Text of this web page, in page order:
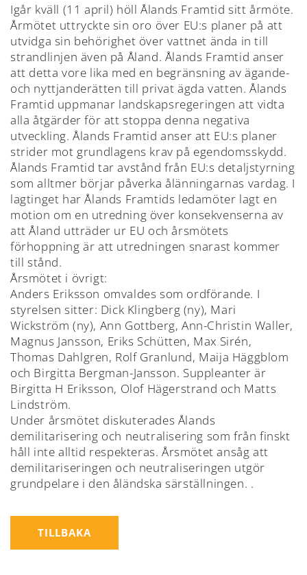
Igår kväll (11 april) höll Ålands Framtid sitt årmöte.
Årmötet uttryckte sin oro över EU:s planer på att
utvidga sin behörighet över vattnet ända in till
strandlinjen även på Åland. Ålands Framtid anser
att detta vore lika med en begränsning av ägande-
och nyttjanderätten till privat ägda vatten. Ålands
Framtid uppmanar landskapsregeringen att vidta
alla åtgärder för att stoppa denna negativa
utveckling. Ålands Framtid anser att EU:s planer
strider mot grundlagens krav på egendomsskydd.
Ålands Framtid tar avstånd från EU:s detaljstyrning
som alltmer börjar påverka ålänningarnas vardag. I
lagtinget har Ålands Framtids ledamöter lagt en
motion om en utredning över konsekvenserna av
att Åland utträder ur EU och årsmötets
förhoppning är att utredningen snarast kommer
till stånd.
Årsmötet i övrigt:
Anders Eriksson omvaldes som ordförande. I
styrelsen sitter: Dick Klingberg (ny), Mari
Wickström (ny), Ann Gottberg, Ann-Christin Waller,
Magnus Jansson, Eriks Schütten, Max Sirén,
Thomas Dahlgren, Rolf Granlund, Maija Häggblom
och Birgitta Bergman-Jansson. Suppleanter är
Birgitta H Eriksson, Olof Hägerstrand och Matts
Lindström.
Under årsmötet diskuterades Ålands
demilitarisering och neutralisering som från finskt
håll inte alltid respekteras. Årsmötet ansåg att
demilitariseringen och neutraliseringen utgör
grundpelare i den åländska särställningen. .
TILLBAKA